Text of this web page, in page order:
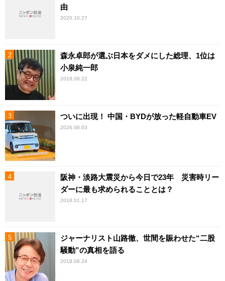
由
2020.10.27
森永卓郎が選ぶ日本をダメにした総理、1位は
小泉純一郎
2018.08.22
ついに出現！ 中国・BYDが放った軽自動車EV
2026.08.03
阪神・淡路大震災から今日で23年 災害時リー
ダーに最も求められることとは？
2018.01.17
ジャーナリスト山路徹、世間を賑わせた“二股
騒動”の真相を語る
2018.08.24